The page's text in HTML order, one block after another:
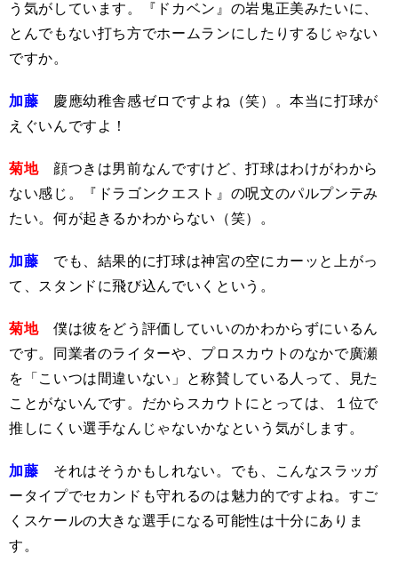
う気がしています。『ドカベン』の岩鬼正美みたいに、
とんでもない打ち方でホームランにしたりするじゃない
ですか。
加藤 慶應幼稚舎感ゼロですよね（笑）。本当に打球が
えぐいんですよ！
菊地顔つきは男前なんですけど、打球はわけがわから
ない感じ。『ドラゴンクエスト』の呪文のパルプンテみ
たい。何が起きるかわからない（笑）。
加藤 でも、結果的に打球は神宮の空にカーッと上がっ
て、スタンドに飛び込んでいくという。
菊地僕は彼をどう評価していいのかわからずにいるん
です。同業者のライターや、プロスカウトのなかで廣瀬
を「こいつは間違いない」と称賛している人って、見た
ことがないんです。だからスカウトにとっては、１位で
推しにくい選手なんじゃないかなという気がします。
加藤 それはそうかもしれない。でも、こんなスラッガ
ータイプでセカンドも守れるのは魅力的ですよね。すご
くスケールの大きな選手になる可能性は十分にありま
す。